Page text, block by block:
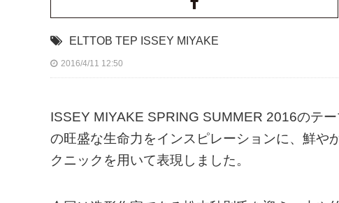
ELTTOB TEP ISSEY MIYAKE
2016/4/11 12:50
ISSEY MIYAKE SPRING SUMMER 2016のテ
の旺盛な生命力をインスピレーションに、鮮や
クニックを用いて表現しました。